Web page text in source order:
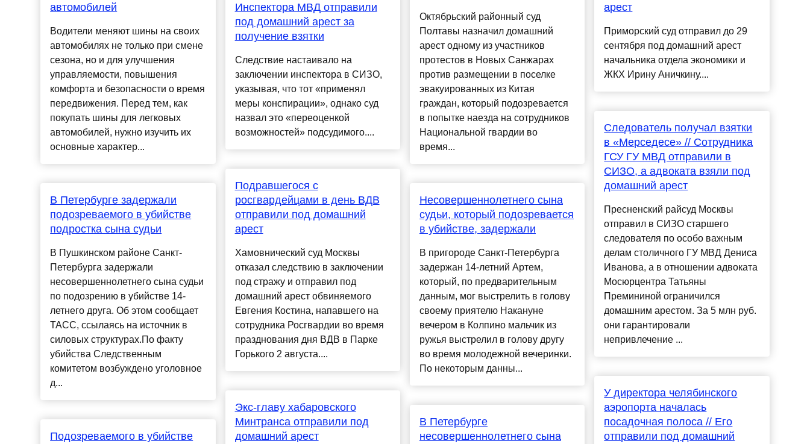
автомобилей
Водители меняют шины на своих
автомобилях не только при смене
сезона, но и для улучшения
управляемости, повышения
комфорта и безопасности о время
передвижения. Перед тем, как
покупать шины для легковых
автомобилей, нужно изучить их
основные характер...
В Петербурге задержали
подозреваемого в убийстве
подростка сына судьи
В Пушкинском районе Санкт-
Петербурга задержали
несовершеннолетнего сына судьи
по подозрению в убийстве 14-
летнего друга. Об этом сообщает
ТАСС, ссылаясь на источник в
силовых структурах.По факту
убийства Следственным
комитетом возбуждено уголовное
д...
Подозреваемого в убийстве
Инспектора МВД отправили
под домашний арест за
получение взятки
Следствие настаивало на
заключении инспектора в СИЗО,
указывая, что тот «применял
меры конспирации», однако суд
назвал это «переоценкой
возможностей» подсудимого....
Подравшегося с
росгвардейцами в день ВДВ
отправили под домашний
арест
Хамовнический суд Москвы
отказал следствию в заключении
под стражу и отправил под
домашний арест обвиняемого
Евгения Костина, напавшего на
сотрудника Росгвардии во время
празднования дня ВДВ в Парке
Горького 2 августа....
Экс-главу хабаровского
Минтранса отправили под
домашний арест
Октябрьский районный суд
Полтавы назначил домашний
арест одному из участников
протестов в Новых Санжарах
против размещении в поселке
эвакуированных из Китая
граждан, который подозревается
в попытке наезда на сотрудников
Национальной гвардии во
время...
Несовершеннолетнего сына
судьи, который подозревается
в убийстве, задержали
В пригороде Санкт-Петербурга
задержан 14-летний Артем,
который, по предварительным
данным, мог выстрелить в голову
своему приятелю Накануне
вечером в Колпино мальчик из
ружья выстрелил в голову другу
во время молодежной вечеринки.
По некоторым данны...
В Петербурге
несовершеннолетнего сына
арест
Приморский суд отправил до 29
сентября под домашний арест
начальника отдела экономики и
ЖКХ Ирину Аничкину....
Следователь получал взятки
в «Мерседесе» // Сотрудника
ГСУ ГУ МВД отправили в
СИЗО, а адвоката взяли под
домашний арест
Пресненский райсуд Москвы
отправил в СИЗО старшего
следователя по особо важным
делам столичного ГУ МВД Дениса
Иванова, а в отношении адвоката
Мосюрцентра Татьяны
Премининой ограничился
домашним арестом. За 5 млн руб.
они гарантировали
непривлечение ...
У директора челябинского
аэропорта началась
посадочная полоса // Его
отправили под домашний